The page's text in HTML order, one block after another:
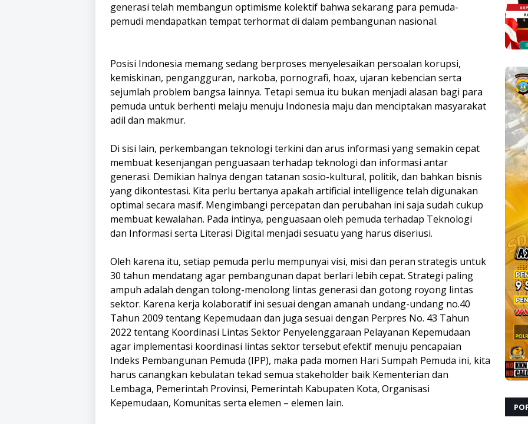
generasi telah membangun optimisme kolektif bahwa sekarang para pemuda-
pemudi mendapatkan tempat terhormat di dalam pembangunan nasional.
Posisi Indonesia memang sedang berproses menyelesaikan persoalan korupsi,
kemiskinan, pengangguran, narkoba, pornografi, hoax, ujaran kebencian serta
sejumlah problem bangsa lainnya. Tetapi semua itu bukan menjadi alasan bagi para
pemuda untuk berhenti melaju menuju Indonesia maju dan menciptakan masyarakat
adil dan makmur.
Di sisi lain, perkembangan teknologi terkini dan arus informasi yang semakin cepat
membuat kesenjangan penguasaan terhadap teknologi dan informasi antar
generasi. Demikian halnya dengan tatanan sosio-kultural, politik, dan bahkan bisnis
yang dikontestasi. Kita perlu bertanya apakah artificial intelligence telah digunakan
optimal secara masif. Mengimbangi percepatan dan perubahan ini saja sudah cukup
membuat kewalahan. Pada intinya, penguasaan oleh pemuda terhadap Teknologi
dan Informasi serta Literasi Digital menjadi sesuatu yang harus diseriusi.
Oleh karena itu, setiap pemuda perlu mempunyai visi, misi dan peran strategis untuk
30 tahun mendatang agar pembangunan dapat berlari lebih cepat. Strategi paling
ampuh adalah dengan tolong-menolong lintas generasi dan gotong royong lintas
sektor. Karena kerja kolaboratif ini sesuai dengan amanah undang-undang no.40
Tahun 2009 tentang Kepemudaan dan juga sesuai dengan Perpres No. 43 Tahun
2022 tentang Koordinasi Lintas Sektor Penyelenggaraan Pelayanan Kepemudaan
agar implementasi koordinasi lintas sektor tersebut efektif menuju pencapaian
Indeks Pembangunan Pemuda (IPP), maka pada momen Hari Sumpah Pemuda ini, kita
harus canangkan kebulatan tekad semua stakeholder baik Kementerian dan
Lembaga, Pemerintah Provinsi, Pemerintah Kabupaten Kota, Organisasi
Kepemudaan, Komunitas serta elemen – elemen lain.